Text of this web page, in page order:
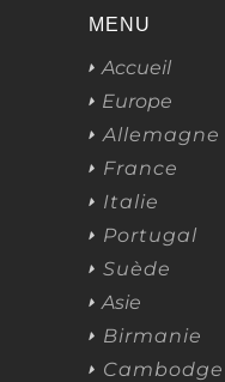
MENU
Accueil
Europe
Allemagne
France
Italie
Portugal
Suède
Asie
Birmanie
Cambodge